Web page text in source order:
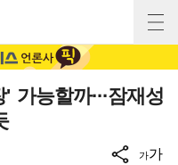
능할까···잠재성
가가